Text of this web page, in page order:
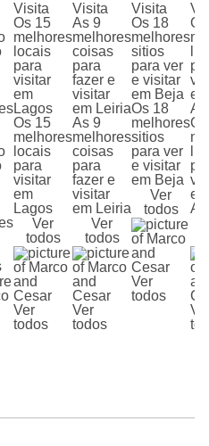
Visita
Os 15
melhores
locais
para
visitar
em
Lagos
Os 15
melhores
locais
para
visitar
em
Lagos
Ver
todos
Ver
todos
Visita
As 9
melhores
coisas
para
fazer e
visitar
em Leiria
As 9
melhores
coisas
para
fazer e
visitar
em Leiria
Ver
todos
Ver
todos
Visita
Os 18
melhores
sitios
para ver
e visitar
em Beja
Os 18
melhores
sitios
para ver
e visitar
em Beja
Ver
todos
Ver
todos
em
em